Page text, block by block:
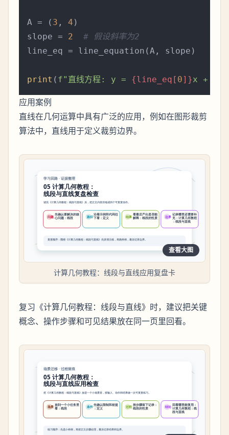
A = ( 3 , 4 )
slope = 2
# 假设斜率为2
line_eq = line_equation(A, slope)
print ( f"直线方程: y = {line_eq[ 0]}x +
应用案例
直线在几何运算中具有广泛的应用，例如在图形裁剪
算法中，直线用于定义裁剪边界。
查看大图
计算几何教程：线段与直线应用复盘卡
复习《计算几何教程：线段与直线》时，建议把关键
概念、操作步骤和可见结果放在同一页里回看。